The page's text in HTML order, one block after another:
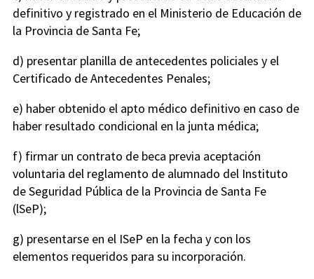
definitivo y registrado en el Ministerio de Educación de
la Provincia de Santa Fe;
d) presentar planilla de antecedentes policiales y el
Certificado de Antecedentes Penales;
e) haber obtenido el apto médico definitivo en caso de
haber resultado condicional en la junta médica;
f) firmar un contrato de beca previa aceptación
voluntaria del reglamento de alumnado del Instituto
de Seguridad Pública de la Provincia de Santa Fe
(lSeP);
g) presentarse en el ISeP en la fecha y con los
elementos requeridos para su incorporación.